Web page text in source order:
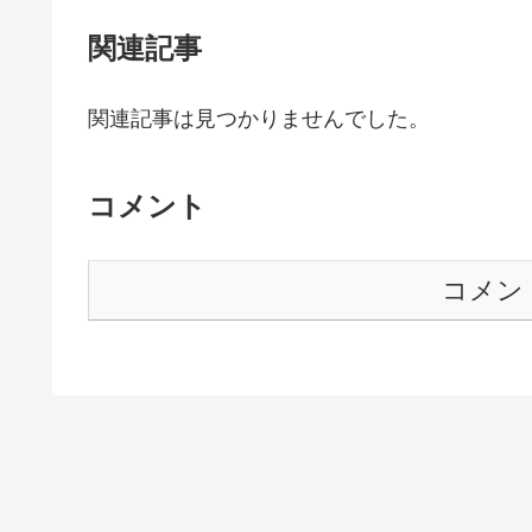
関連記事
関連記事は見つかりませんでした。
コメント
コメン